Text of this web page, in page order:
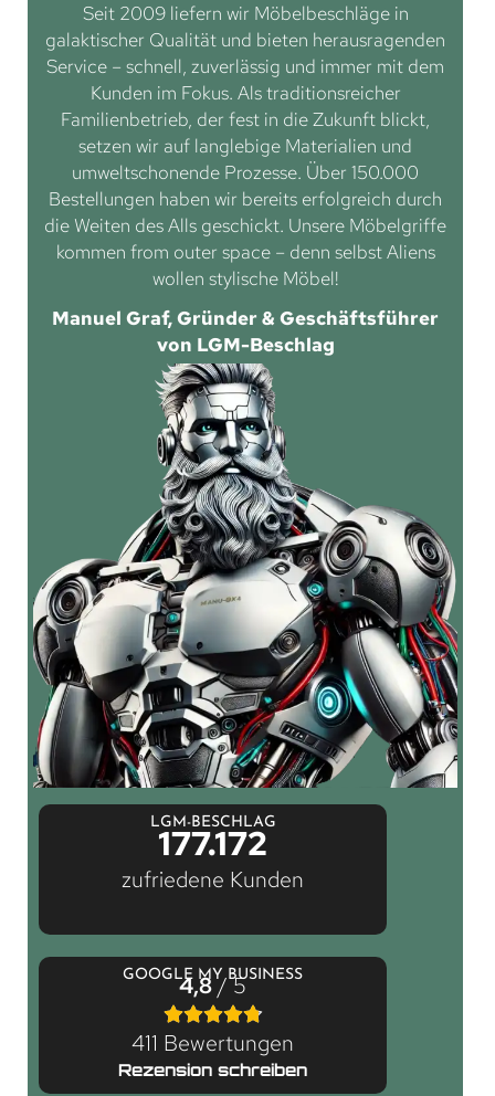
Seit 2009 liefern wir Möbelbeschläge in
galaktischer Qualität und bieten herausragenden
Service – schnell, zuverlässig und immer mit dem
Kunden im Fokus. Als traditionsreicher
Familienbetrieb, der fest in die Zukunft blickt,
setzen wir auf langlebige Materialien und
umweltschonende Prozesse. Über 150.000
Bestellungen haben wir bereits erfolgreich durch
die Weiten des Alls geschickt. Unsere Möbelgriffe
kommen from outer space – denn selbst Aliens
wollen stylische Möbel!
Manuel Graf, Gründer & Geschäftsführer
von LGM-Beschlag
LGM-BESCHLAG
177.172
zufriedene Kunden
GOOGLE MY BUSINESS
4,8/ 5
411 Bewertungen
Rezension schreiben